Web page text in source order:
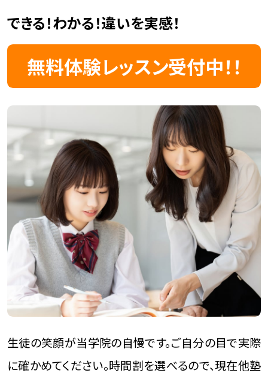
できる！わかる！違いを実感！
無料体験レッスン受付中！！
生徒の笑顔が当学院の自慢です。ご自分の目で実際
に確かめてください。時間割を選べるので、現在他塾